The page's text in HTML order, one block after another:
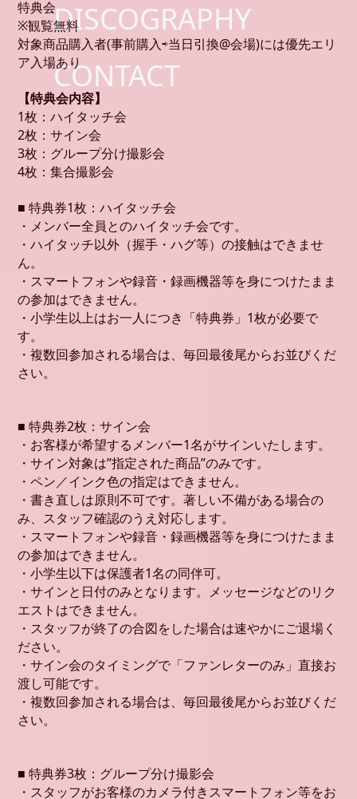
DISCOGRAPHY
CONTACT
特典会
※観覧無料
対象商品購入者(事前購入⇨当日引換@会場)には優先エリ
ア入場あり
【特典会内容】
1枚：ハイタッチ会
2枚：サイン会
3枚：グループ分け撮影会
4枚：集合撮影会
■ 特典券1枚：ハイタッチ会
・メンバー全員とのハイタッチ会です。
・ハイタッチ以外（握手・ハグ等）の接触はできませ
ん。
・スマートフォンや録音・録画機器等を身につけたまま
の参加はできません。
・小学生以上はお一人につき「特典券」1枚が必要で
す。
・複数回参加される場合は、毎回最後尾からお並びくだ
さい。
■ 特典券2枚：サイン会
・お客様が希望するメンバー1名がサインいたします。
・サイン対象は”指定された商品”のみです。
・ペン／インク色の指定はできません。
・書き直しは原則不可です。著しい不備がある場合の
み、スタッフ確認のうえ対応します。
・スマートフォンや録音・録画機器等を身につけたまま
の参加はできません。
・小学生以下は保護者1名の同伴可。
・サインと日付のみとなります。メッセージなどのリク
エストはできません。
・スタッフが終了の合図をした場合は速やかにご退場く
ださい。
・サイン会のタイミングで「ファンレターのみ」直接お
渡し可能です。
・複数回参加される場合は、毎回最後尾からお並びくだ
さい。
■ 特典券3枚：グループ分け撮影会
・スタッフがお客様のカメラ付きスマートフォン等をお